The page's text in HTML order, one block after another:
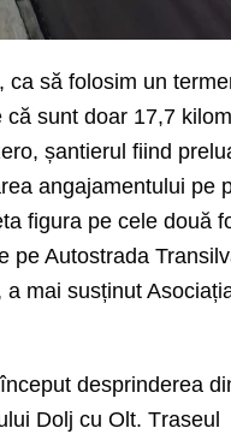
ca să folosim un
că sunt doar 17,7
șantierul fiind
angajamentului pe
figura pe cele două
pe Autostrada
a mai susținut
desprinderea
Dolj cu Olt. Traseul